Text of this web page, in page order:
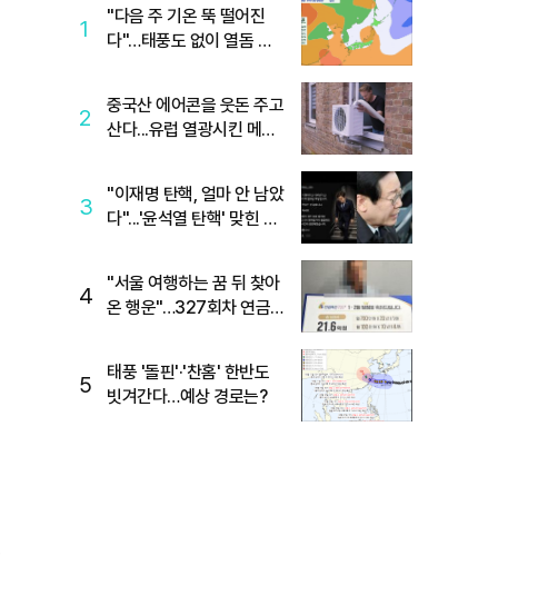
1
"다음 주 기온 뚝 떨어진
다"…태풍도 없이 열돔 박
2
중국산 에어콘을 웃돈 주고
산다...유럽 열광시킨 메이
3
"이재명 탄핵, 얼마 안 남았
다"...'윤석열 탄핵' 맞힌 무
4
"서울 여행하는 꿈 뒤 찾아
온 행운"…327회차 연금
5
태풍 '돌핀'·'찬홈' 한반도
빗겨간다…예상 경로는?